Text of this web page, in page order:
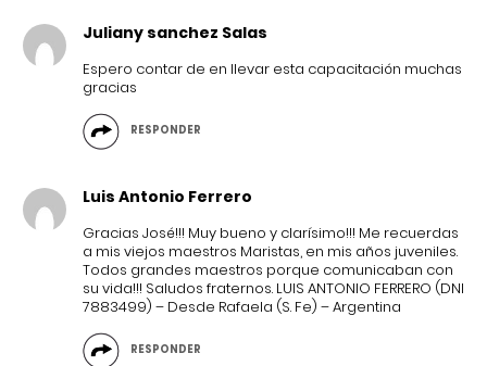
Juliany sanchez Salas
Espero contar de en llevar esta capacitación muchas
gracias
RESPONDER
Luis Antonio Ferrero
Gracias José!!! Muy bueno y clarísimo!!! Me recuerdas
a mis viejos maestros Maristas, en mis años juveniles.
Todos grandes maestros porque comunicaban con
su vida!!! Saludos fraternos. LUIS ANTONIO FERRERO (DNI
7883499) – Desde Rafaela (S. Fe) – Argentina
RESPONDER